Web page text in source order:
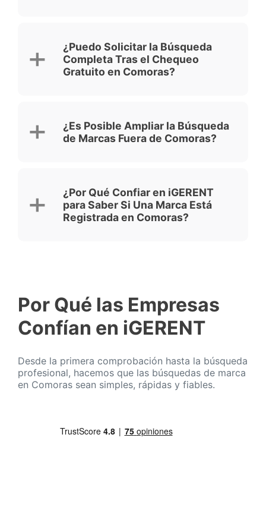
¿Puedo Solicitar la Búsqueda
Completa Tras el Chequeo
Gratuito en Comoras?
¿Es Posible Ampliar la Búsqueda
de Marcas Fuera de Comoras?
¿Por Qué Confiar en iGERENT
para Saber Si Una Marca Está
Registrada en Comoras?
Por Qué las Empresas
Confían en iGERENT
Desde la primera comprobación hasta la búsqueda
profesional, hacemos que las búsquedas de marca
en Comoras sean simples, rápidas y fiables.